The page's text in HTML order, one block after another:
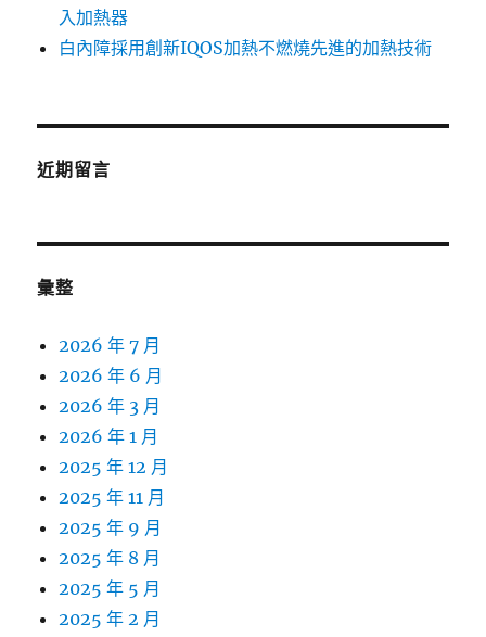
入加熱器
白內障採用創新IQOS加熱不燃燒先進的加熱技術
近期留言
彙整
2026 年 7 月
2026 年 6 月
2026 年 3 月
2026 年 1 月
2025 年 12 月
2025 年 11 月
2025 年 9 月
2025 年 8 月
2025 年 5 月
2025 年 2 月